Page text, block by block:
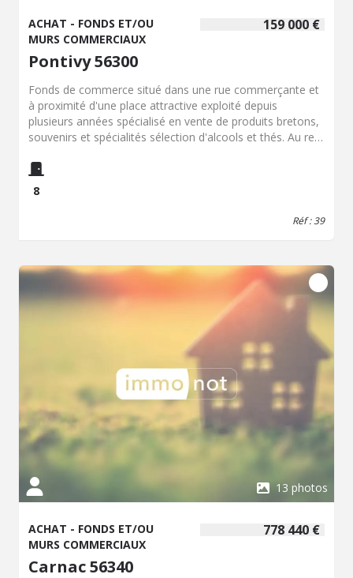
159 000 €
ACHAT - FONDS ET/OU
MURS COMMERCIAUX
Pontivy 56300
Fonds de commerce situé dans une rue commerçante et
à proximité d'une place attractive exploité depuis
plusieurs années spécialisé en vente de produits bretons,
souvenirs et spécialités sélection d'alcools et thés. Au rez
un WC Au 1er étage une pièce pour le dessin et la
création et une réserve Au second étage deux pièces de
réserve et de stockage.
8
Réf : 39
13 photos
778 440 €
ACHAT - FONDS ET/OU
MURS COMMERCIAUX
Carnac 56340